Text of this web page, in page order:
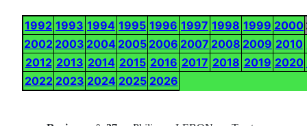
1992 1993 1994 1995 1996 1997 1998 1999 2000
2002 2003 2004 2005 2006 2007 2008 2009 2010
2012 2013 2014 2015 2016 2017 2018 2019 2020
2022 2023 2024 2025 2026